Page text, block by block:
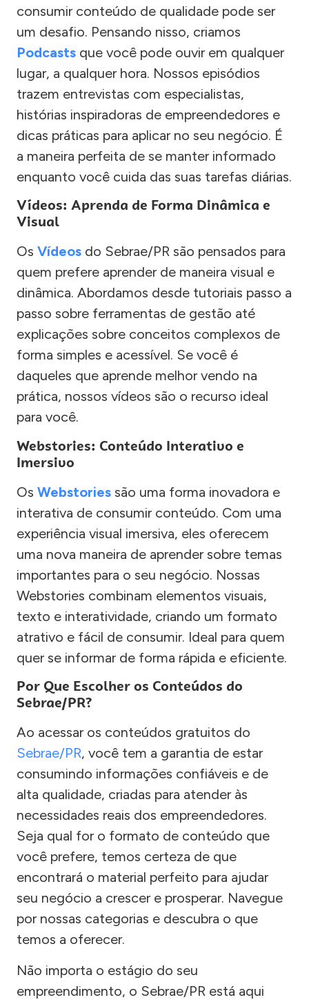
consumir conteúdo de qualidade pode ser
um desafio. Pensando nisso, criamos
Podcasts que você pode ouvir em qualquer
lugar, a qualquer hora. Nossos episódios
trazem entrevistas com especialistas,
histórias inspiradoras de empreendedores e
dicas práticas para aplicar no seu negócio. É
a maneira perfeita de se manter informado
enquanto você cuida das suas tarefas diárias.
Vídeos: Aprenda de Forma Dinâmica e
Visual
Os Vídeos do Sebrae/PR são pensados para
quem prefere aprender de maneira visual e
dinâmica. Abordamos desde tutoriais passo a
passo sobre ferramentas de gestão até
explicações sobre conceitos complexos de
forma simples e acessível. Se você é
daqueles que aprende melhor vendo na
prática, nossos vídeos são o recurso ideal
para você.
Webstories: Conteúdo Interativo e
Imersivo
Os Webstories são uma forma inovadora e
interativa de consumir conteúdo. Com uma
experiência visual imersiva, eles oferecem
uma nova maneira de aprender sobre temas
importantes para o seu negócio. Nossas
Webstories combinam elementos visuais,
texto e interatividade, criando um formato
atrativo e fácil de consumir. Ideal para quem
quer se informar de forma rápida e eficiente.
Por Que Escolher os Conteúdos do
Sebrae/PR?
Ao acessar os conteúdos gratuitos do
Sebrae/PR, você tem a garantia de estar
consumindo informações confiáveis e de
alta qualidade, criadas para atender às
necessidades reais dos empreendedores.
Seja qual for o formato de conteúdo que
você prefere, temos certeza de que
encontrará o material perfeito para ajudar
seu negócio a crescer e prosperar. Navegue
por nossas categorias e descubra o que
temos a oferecer.
Não importa o estágio do seu
empreendimento, o Sebrae/PR está aqui